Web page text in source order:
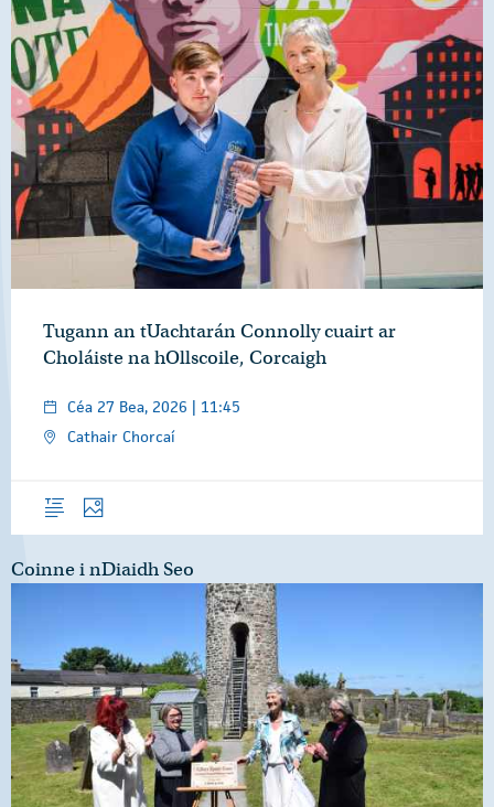
Tugann an tUachtarán Connolly cuairt ar
Choláiste na hOllscoile, Corcaigh
Céa 27 Bea, 2026 | 11:45
Cathair Chorcaí
ForléargasGrianghraif
Coinne i nDiaidh Seo